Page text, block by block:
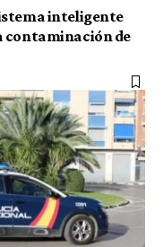
inteligente
de